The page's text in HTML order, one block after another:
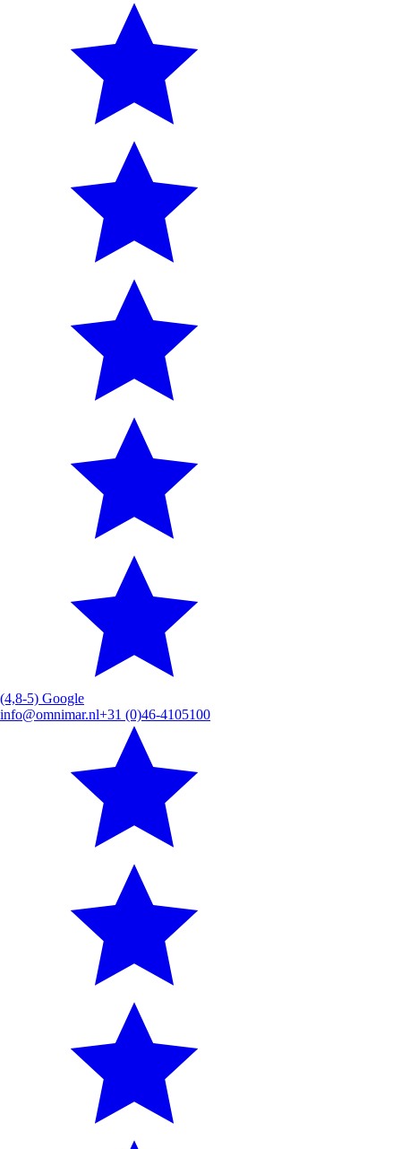
(4,8-5) Google
info@omnimar.nl+31 (0)46-4105100